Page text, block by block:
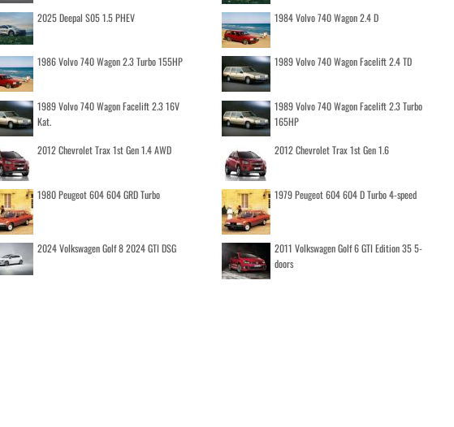
2025 Deepal S05 1.5 PHEV 1984 Volvo 740 Wagon 2.4 D
1986 Volvo 740 Wagon 2.3 Turbo 155HP 1989 Volvo 740 Wagon Facelift 2.4 TD
1989 Volvo 740 Wagon Facelift 2.3 16V
Kat.
1989 Volvo 740 Wagon Facelift 2.3 Turbo
165HP
2012 Chevrolet Trax 1st Gen 1.4 AWD 2012 Chevrolet Trax 1st Gen 1.6
1980 Peugeot 604 604 GRD Turbo 1979 Peugeot 604 604 D Turbo 4-speed
2024 Volkswagen Golf 8 2024 GTI DSG
2011 Volkswagen Golf 6 GTI Edition 35 5-
doors